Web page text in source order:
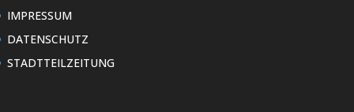
IMPRESSUM
DATENSCHUTZ
STADTTEILZEITUNG